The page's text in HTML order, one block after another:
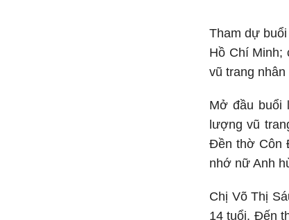
Tham dự
Hồ Chí Minh;
vũ trang
Mở đầu buổi
lượng vũ
Đền thờ Côn
nhớ nữ Anh
Chị Võ Thị
14 tuổi. Đến